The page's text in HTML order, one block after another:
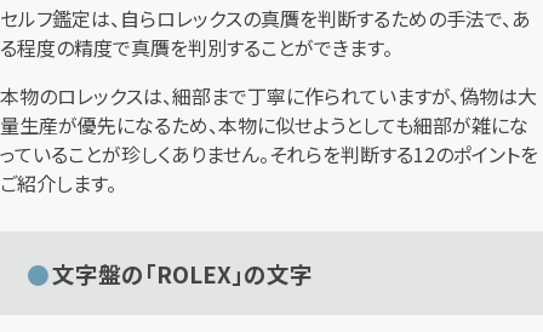
セルフ鑑定は、自らロレックスの真贋を判断するための手法で、あ
る程度の精度で真贋を判別することができます。
本物のロレックスは、細部まで丁寧に作られていますが、偽物は大
量生産が優先になるため、本物に似せようとしても細部が雑にな
っていることが珍しくありません。それらを判断する12のポイントを
ご紹介します。
文字盤の「ROLEX」の文字